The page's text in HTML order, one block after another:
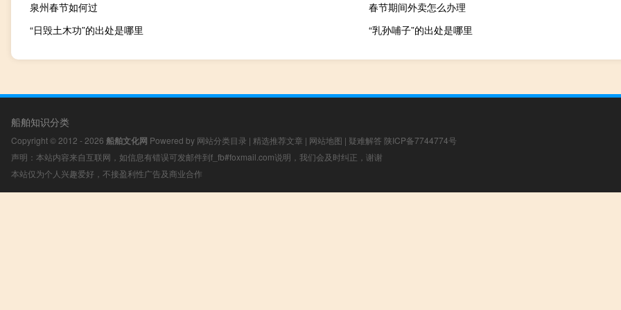
泉州春节如何过
春节期间外卖怎么办理
“日毁土木功”的出处是哪里
“乳孙哺子”的出处是哪里
船舶知识分类
Copyright © 2012 - 2026 船舶文化网 Powered by 网站分类目录 | 精选推荐文章 | 网站地图 | 疑难解答 陕ICP备7744774号
声明：本站内容来自互联网，如信息有错误可发邮件到f_fb#foxmail.com说明，我们会及时纠正，谢谢
本站仅为个人兴趣爱好，不接盈利性广告及商业合作